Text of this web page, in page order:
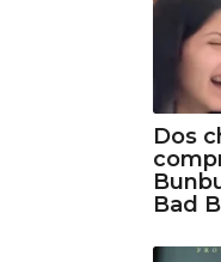
Dos
Bad